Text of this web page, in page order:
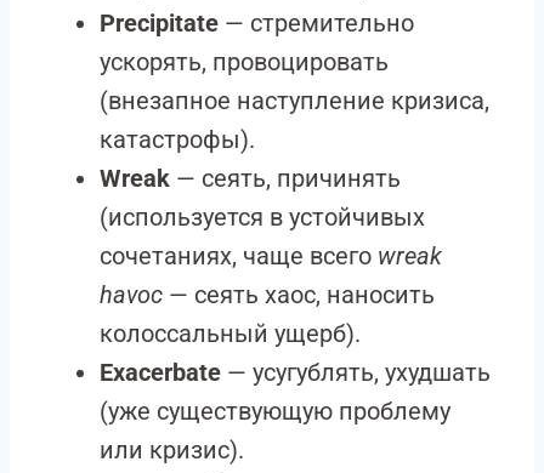
Precipitate — стремительно
ускорять, провоцировать
(внезапное наступление кризиса,
катастрофы).
Wreak — сеять, причинять
(используется в устойчивых
сочетаниях, чаще всего wreak
havoc — сеять хаос, наносить
колоссальный ущерб).
Exacerbate — усугублять, ухудшать
(уже существующую проблему
или кризис).